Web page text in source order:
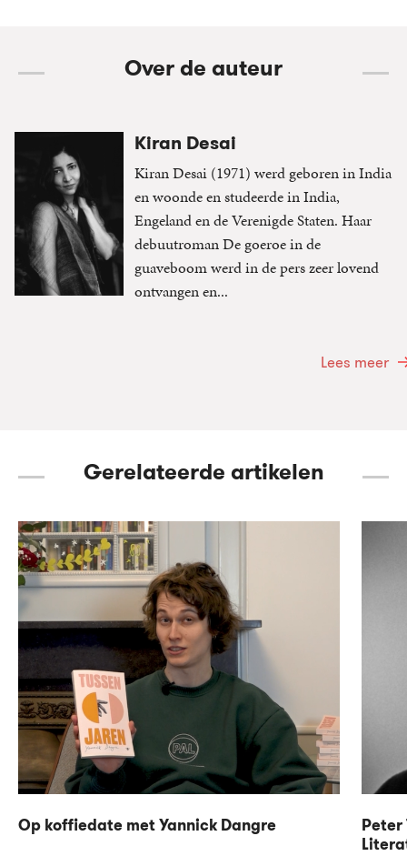
Over de auteur
Kiran Desai
Kiran Desai (1971) werd geboren in India
en woonde en studeerde in India,
Engeland en de Verenigde Staten. Haar
debuutroman De goeroe in de
guaveboom werd in de pers zeer lovend
ontvangen en...
Lees meer
Gerelateerde artikelen
Op koffiedate met Yannick Dangre
Peter